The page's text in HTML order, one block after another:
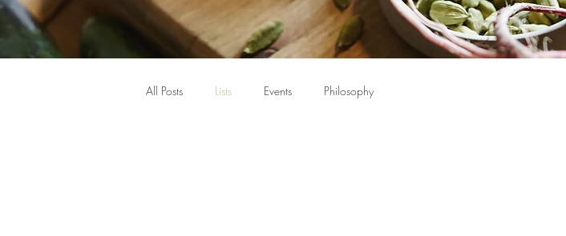
All Posts Lists Events Philosophy